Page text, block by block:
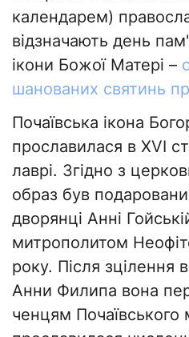
календарем)
відзначають день
ікони Божої Матері –
шанованих святинь
Почаївська ікона
прославилася в XVI
лаврі. Згідно з
образ був
дворянці Анні
митрополитом
року. Після зцілення
Анни Филипа вона
ченцям Почаївського